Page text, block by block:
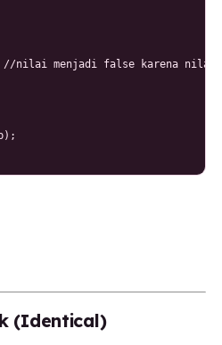
nilai menjadi false karena
(Identical)